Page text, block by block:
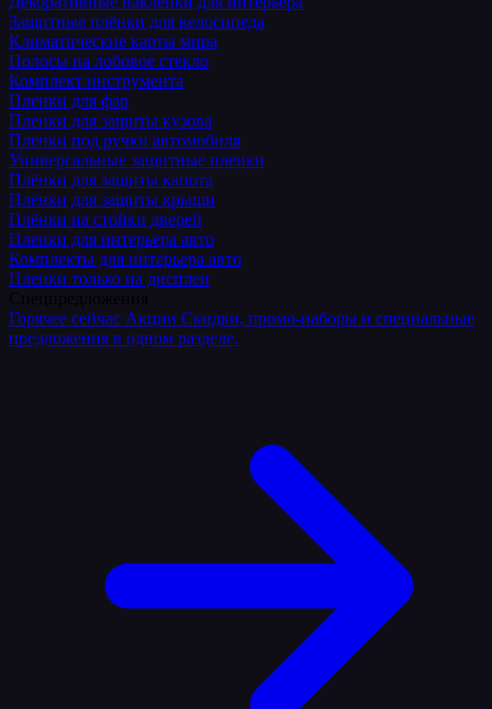
Защитные плёнки для велосипеда
Климатические карты мира
Полосы на лобовое стекло
Комплект инструмента
Пленки для фар
Пленки для защиты кузова
Пленки под ручки автомобиля
Универсальные защитные пленки
Плёнки для защиты капота
Плёнки для защиты крыши
Плёнки на стойки дверей
Пленки для интерьера авто
Комплекты для интерьера авто
Пленки только на дисплеи
Горячее сейчас Акции Скидки, промо-наборы и специальные
предложения в одном разделе.